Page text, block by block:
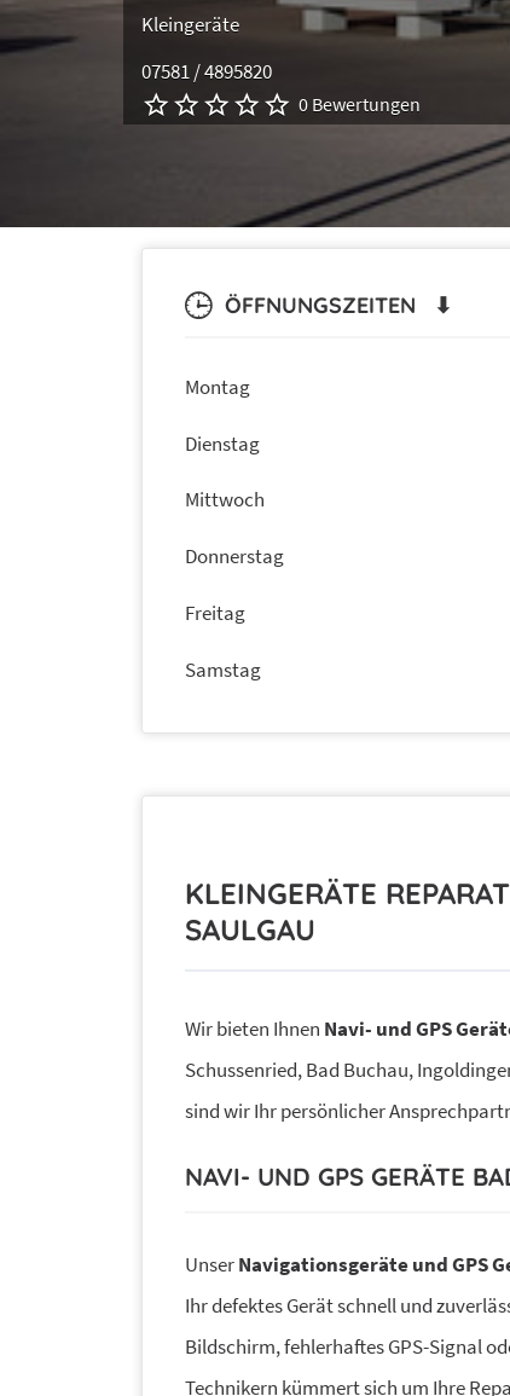
Kleingeräte
07581 / 4895820
0 Bewertungen
ÖFFNUNGSZEITEN ⬇
Montag
Dienstag
Mittwoch
Donnerstag
Freitag
Samstag
KLEINGERÄTE
SAULGAU
Wir bieten Ihnen Navi- und GPS
Schussenried, Bad Buchau,
sind wir Ihr persönlicher
NAVI- UND GPS GERÄTE
UnserNavigationsgeräte und GPS
Ihr defektes Gerät schnell und
Bildschirm, fehlerhaftes GPS-Signal
Technikern kümmert sich um Ihre